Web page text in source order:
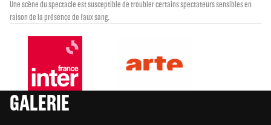
Une scène du spectacle est susceptible de troubler certains spectateurs sensibles en
raison de la présence de faux sang.
GALERIE